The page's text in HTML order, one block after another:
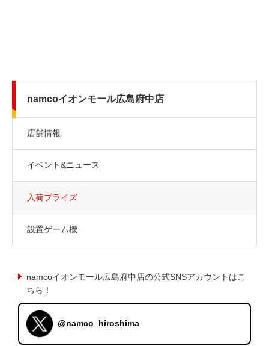
namcoイオンモール広島府中店
店舗情報
イベント&ニュース
入荷プライズ
設置ゲーム機
namcoイオンモール広島府中店の公式SNSアカウントはこ
ちら！
@namco_hiroshima